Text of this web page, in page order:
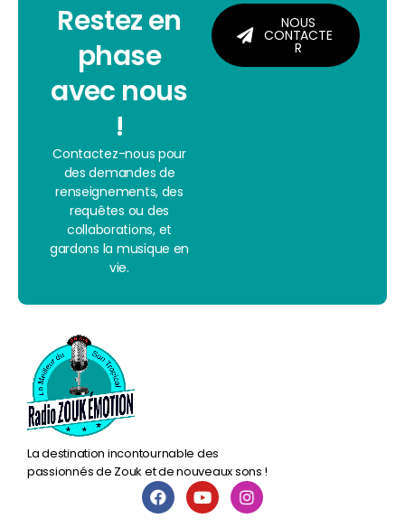
Restez en
phase
avec nous
!
Contactez-nous pour
des demandes de
renseignements, des
requêtes ou des
collaborations, et
gardons la musique en
vie.
NOUS
CONTACTE
R
La destination incontournable des
passionnés de Zouk et de nouveaux sons !